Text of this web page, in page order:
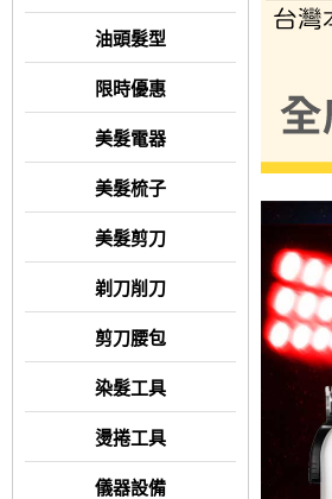
油頭髮型
限時優惠
美髮電器
美髮梳子
美髮剪刀
剃刀削刀
剪刀腰包
染髮工具
燙捲工具
儀器設備